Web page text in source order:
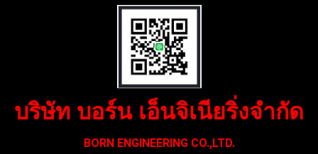
บริษัท บอร์น เอ็นจิเนียริ่งจำกัด
BORN ENGINEERING CO.,LTD.